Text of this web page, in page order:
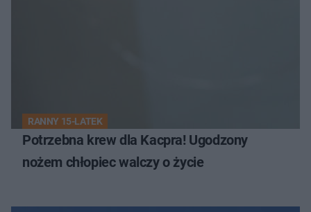
RANNY 15-LATEK
Potrzebna krew dla Kacpra! Ugodzony
nożem chłopiec walczy o życie